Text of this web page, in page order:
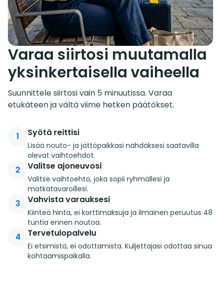
Varaa siirtosi muutamalla
yksinkertaisella vaiheella
Suunnittele siirtosi vain 5 minuutissa. Varaa
etukäteen ja vältä viime hetken päätökset.
1 Syötä reittisi
Lisää nouto- ja jättöpaikkasi nähdäksesi saatavilla
olevat vaihtoehdot.
2 Valitse ajoneuvosi
Valitse vaihtoehto, joka sopii ryhmällesi ja
matkatavaroillesi.
3 Vahvista varauksesi
Kiinteä hinta, ei korttimaksuja ja ilmainen peruutus 48
tuntia ennen noutoa.
4 Tervetulopalvelu
Ei etsimistä, ei odottamista. Kuljettajasi odottaa sinua
kohtaamispaikalla.